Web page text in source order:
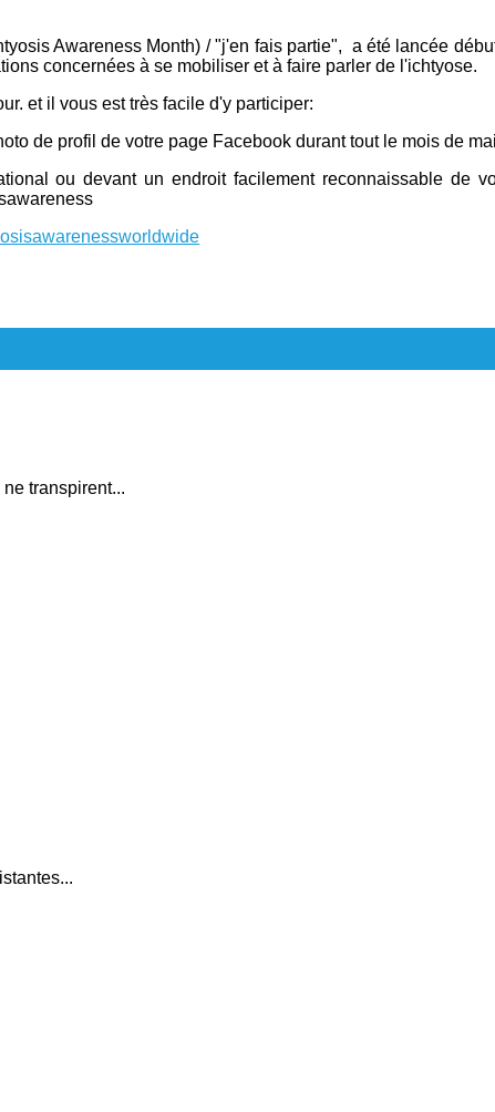
Awareness Month) / "j'en fais partie", a été lancée
concernées à se mobiliser et à faire parler de l'ichtyose.
et il vous est très facile d'y participer:
de profil de votre page Facebook durant tout le mois de
ou devant un endroit facilement reconnaissable de
transpirent...